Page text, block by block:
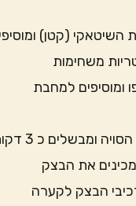
השיטאקי (קטן)
משחימות
ומוסיפים למחבת
ומבשלים כ 3 דקות
את הבצק
הבצק לקערה